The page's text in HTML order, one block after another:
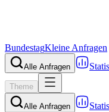
BundestagKleine Anfragen
Alle Anfragen
Theme
Alle Anfragen